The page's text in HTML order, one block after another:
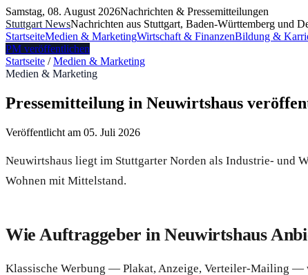
Samstag, 08. August 2026Nachrichten & Pressemitteilungen
Stuttgart NewsNachrichten aus Stuttgart, Baden-Württemberg und
StartseiteMedien & MarketingWirtschaft & FinanzenBildung &
PM veröffentlichen
Startseite /Medien & Marketing
Medien & Marketing
Pressemitteilung in Neuwirtshaus
Veröffentlicht am 05. Juli 2026
Neuwirtshaus liegt im Stuttgarter Norden als Industrie- und
Wohnen mit Mittelstand.
Wie Auftraggeber in Neuwirtshaus
Klassische Werbung — Plakat, Anzeige, Verteiler-Mailing